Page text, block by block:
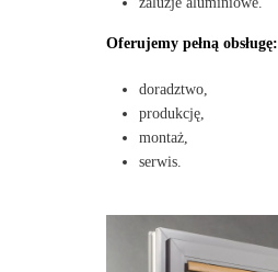
Oferujemy pełną obsługę:
doradztwo,
produkcję,
montaż,
serwis.